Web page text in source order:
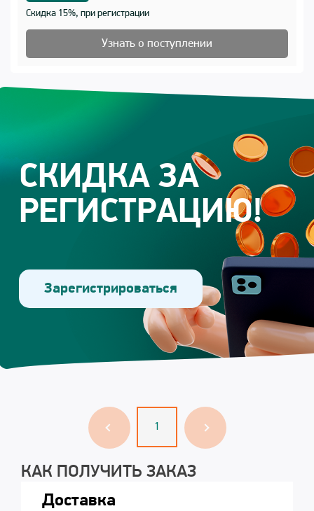
Скидка 15%, при регистрации
Узнать о поступлении
СКИДКА ЗА
РЕГИСТРАЦИЮ!
Зарегистрироваться
1
КАК ПОЛУЧИТЬ ЗАКАЗ
Доставка